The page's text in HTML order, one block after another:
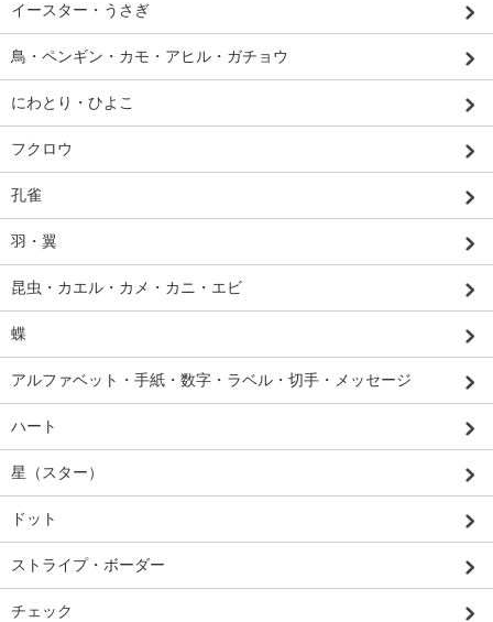
イースター・うさぎ
鳥・ペンギン・カモ・アヒル・ガチョウ
にわとり・ひよこ
フクロウ
孔雀
羽・翼
昆虫・カエル・カメ・カニ・エビ
蝶
アルファベット・手紙・数字・ラベル・切手・メッセージ
ハート
星（スター）
ドット
ストライプ・ボーダー
チェック